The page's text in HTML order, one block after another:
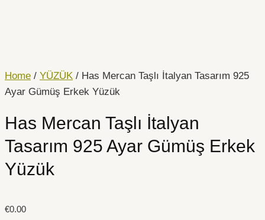
Home / YÜZÜK / Has Mercan Taşlı İtalyan Tasarım 925
Ayar Gümüş Erkek Yüzük
Has Mercan Taşlı İtalyan
Tasarım 925 Ayar Gümüş Erkek
Yüzük
€0.00
Tasarım
925
Gümüş
Yüzük
quantity